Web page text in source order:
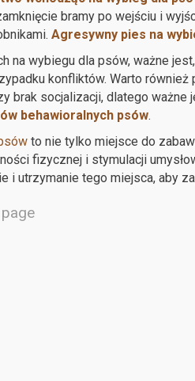
bramy po wejściu i
Agresywny pies na
na wybiegu dla psów, ważne
konfliktów. Warto
brak socjalizacji, dlatego
behawioralnych psów.
to nie tylko miejsce do
fizycznej i stymulacji
i utrzymanie tego miejsca, aby